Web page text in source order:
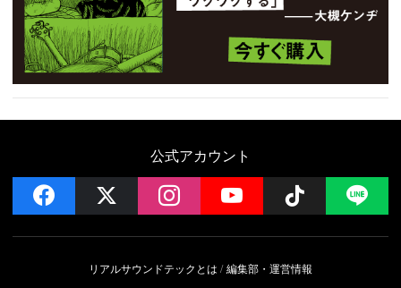
公式アカウント
facebook instagramYouTube Follow
リアルサウンドテックとは
編集部・運営情報